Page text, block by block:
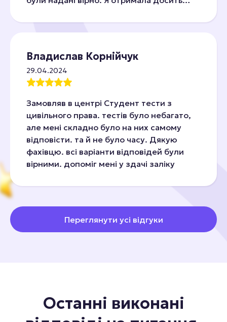
Владислав Корнійчук
29.04.2024
Замовляв в центрі Студент тести з
цивільного права. тестів було небагато,
але мені складно було на них самому
відповісти. та й не було часу. Дякую
фахівцю. всі варіанти відповідей були
вірними. допоміг мені у здачі заліку
Переглянути усі відгуки
Останні виконані